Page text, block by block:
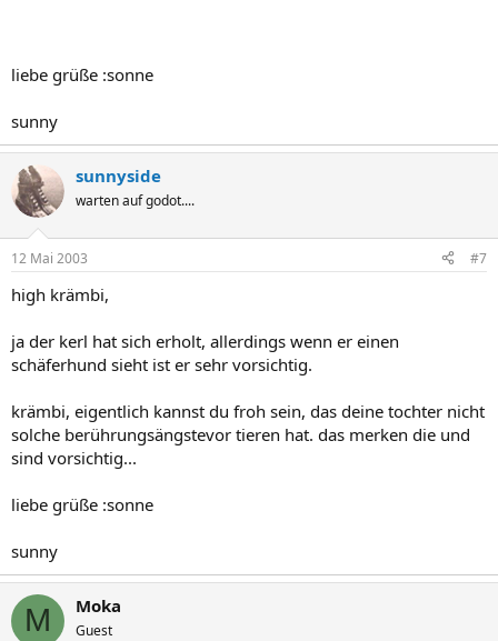
liebe grüße :sonne
sunny
sunnyside
warten auf godot....
12 Mai 2003 #7
high krämbi,
ja der kerl hat sich erholt, allerdings wenn er einen
schäferhund sieht ist er sehr vorsichtig.
krämbi, eigentlich kannst du froh sein, das deine tochter nicht
solche berührungsängstevor tieren hat. das merken die und
sind vorsichtig...
liebe grüße :sonne
sunny
M Moka
Guest